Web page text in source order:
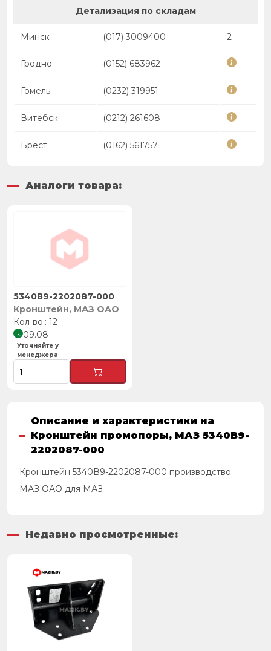
Детализация по складам
Минск (017) 3009400 2
Гродно (0152) 683962
Гомель (0232) 319951
Витебск (0212) 261608
Брест (0162) 561757
Аналоги товара:
Кронштейн, МАЗ ОАО
5340В9-2202087-000
12
09.08
Уточняйте у
менеджера
Описание и характеристики на
Кронштейн промопоры, МАЗ 5340В9-
2202087-000
Кронштейн 5340В9-2202087-000 производство
МАЗ ОАО для МАЗ
Недавно просмотренные: